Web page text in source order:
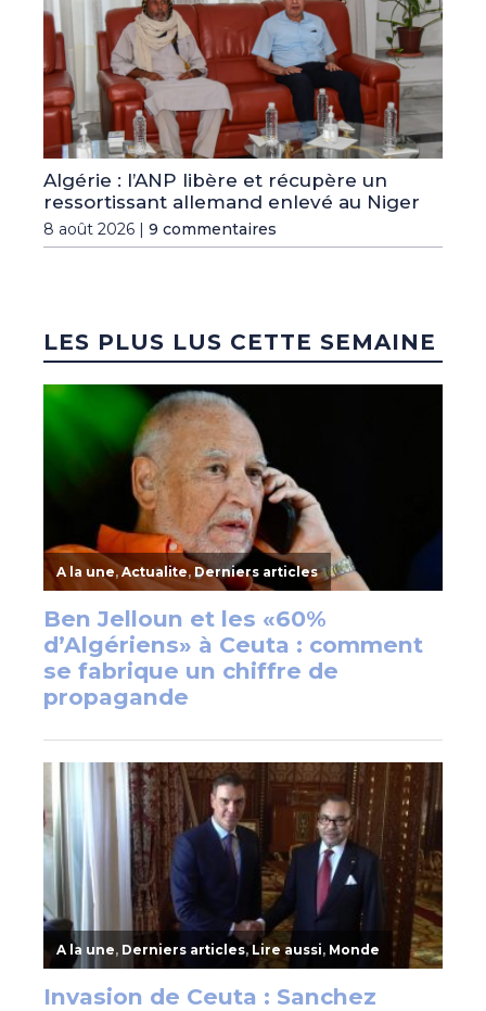
Algérie : l’ANP libère et récupère un
ressortissant allemand enlevé au Niger
8 août 2026 | 9 commentaires
LES PLUS LUS CETTE SEMAINE